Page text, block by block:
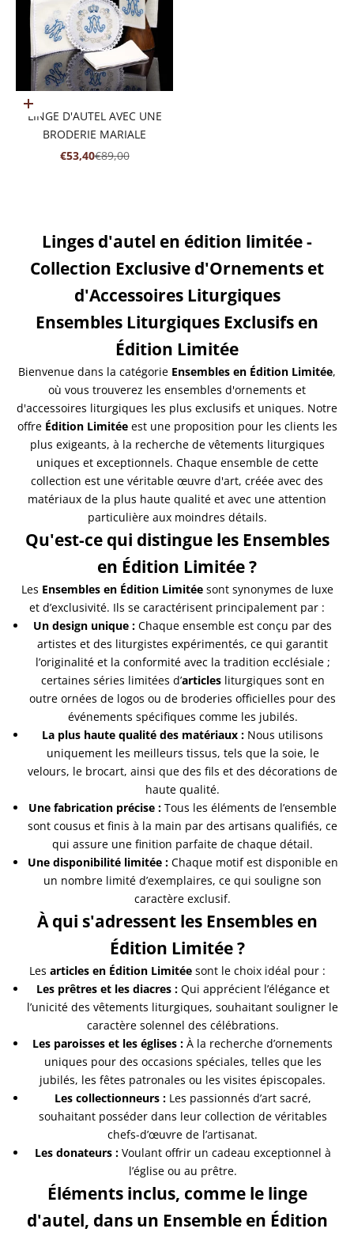
Ajouter au panier
LINGE D'AUTEL AVEC UNE
BRODERIE MARIALE
PRIX DE VENTE
€53,40PRIX NORMAL
€89,00
Linges d'autel en édition limitée -
Collection Exclusive d'Ornements et
d'Accessoires Liturgiques
Ensembles Liturgiques Exclusifs en
Édition Limitée
Bienvenue dans la catégorie Ensembles en Édition Limitée,
où vous trouverez les ensembles d'ornements et
d'accessoires liturgiques les plus exclusifs et uniques. Notre
offre Édition Limitéeest une proposition pour les clients les
plus exigeants, à la recherche de vêtements liturgiques
uniques et exceptionnels. Chaque ensemble de cette
collection est une véritable œuvre d'art, créée avec des
matériaux de la plus haute qualité et avec une attention
particulière aux moindres détails.
Qu'est-ce qui distingue les Ensembles
en Édition Limitée ?
Les Ensembles en Édition Limitéesont synonymes de luxe
et d’exclusivité. Ils se caractérisent principalement par :
Un design unique : Chaque ensemble est conçu par des
artistes et des liturgistes expérimentés, ce qui garantit
l’originalité et la conformité avec la tradition ecclésiale ;
certaines séries limitées d’articlesliturgiques sont en
outre ornées de logos ou de broderies officielles pour des
événements spécifiques comme les jubilés.
La plus haute qualité des matériaux : Nous utilisons
uniquement les meilleurs tissus, tels que la soie, le
velours, le brocart, ainsi que des fils et des décorations de
haute qualité.
Une fabrication précise : Tous les éléments de l’ensemble
sont cousus et finis à la main par des artisans qualifiés, ce
qui assure une finition parfaite de chaque détail.
Une disponibilité limitée :Chaque motif est disponible en
un nombre limité d’exemplaires, ce qui souligne son
caractère exclusif.
À qui s'adressent les Ensembles en
Édition Limitée ?
Les articles en Édition Limitéesont le choix idéal pour :
Les prêtres et les diacres :Qui apprécient l’élégance et
l’unicité des vêtements liturgiques, souhaitant souligner le
caractère solennel des célébrations.
Les paroisses et les églises : À la recherche d’ornements
uniques pour des occasions spéciales, telles que les
jubilés, les fêtes patronales ou les visites épiscopales.
Les collectionneurs :Les passionnés d’art sacré,
souhaitant posséder dans leur collection de véritables
chefs-d’œuvre de l’artisanat.
Les donateurs :Voulant offrir un cadeau exceptionnel à
l’église ou au prêtre.
Éléments inclus, comme le linge
d'autel, dans un Ensemble en Édition